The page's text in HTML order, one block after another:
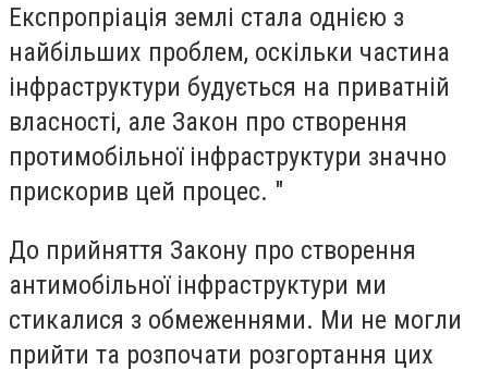
Експропріація землі стала однією з
найбільших проблем, оскільки частина
інфраструктури будується на приватній
власності, але Закон про створення
протимобільної інфраструктури значно
прискорив цей процес. "
До прийняття Закону про створення
антимобільної інфраструктури ми
стикалися з обмеженнями. Ми не могли
прийти та розпочати розгортання цих